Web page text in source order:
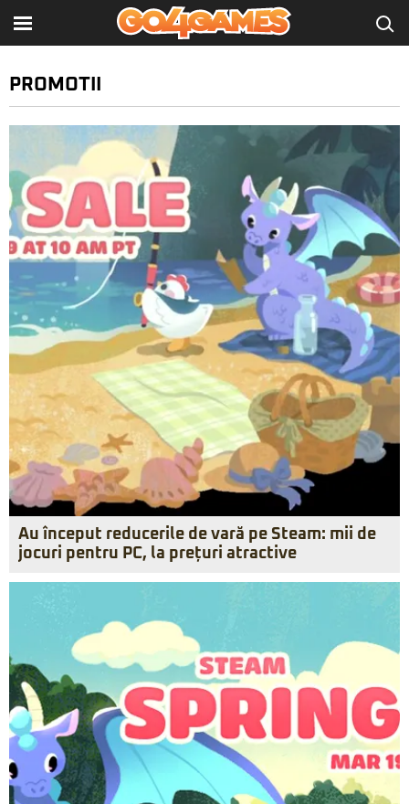
PROMOTII
Au început reducerile de vară pe Steam: mii de
jocuri pentru PC, la prețuri atractive